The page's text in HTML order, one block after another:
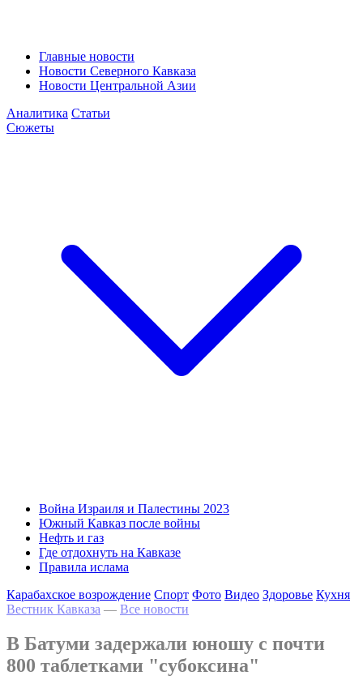
Главные новости
Новости Северного Кавказа
Новости Центральной Азии
Аналитика Статьи
Сюжеты
Война Израиля и Палестины 2023
Южный Кавказ после войны
Нефть и газ
Где отдохнуть на Кавказе
Правила ислама
Карабахское возрождение Спорт Фото Видео Здоровье Кухня
Вестник Кавказа — Все новости
В Батуми задержали юношу с почти
800 таблетками "субоксина"